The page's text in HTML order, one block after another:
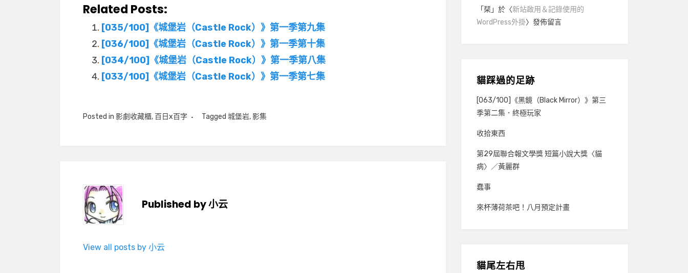
Related Posts:
[035/100]《城堡岩（Castle Rock）》第一季第九集
[036/100]《城堡岩（Castle Rock）》第一季第十集
[034/100]《城堡岩（Castle Rock）》第一季第八集
[033/100]《城堡岩（Castle Rock）》第一季第七集
Posted in 影劇收藏櫃, 百日x百字 Tagged 城堡岩, 影集
Published by小云
View all posts by 小云
「栞」於〈新站啟用＆記錄使用的
WordPress外掛〉發佈留言
貓踩過的足跡
[063/100]《黑鏡（Black Mirror）》第三
季第二集．終極玩家
收拾東西
第29屆聯合報文學獎 短篇小說大獎〈貓
病〉／黃麗群
蠢事
來杯薄荷茶吧！八月預定計畫
貓尾左右甩